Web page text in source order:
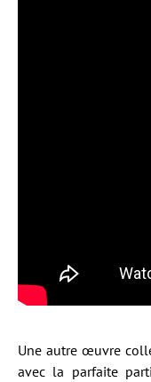
Une autre œuvre
avec la parfaite